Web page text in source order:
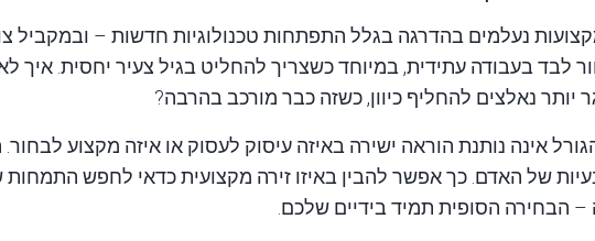
נעלמים בהדרגה בגלל התפתחות טכנולוגיות חדשות – ובמקביל
לבד בעבודה עתידית, במיוחד כשצריך להחליט בגיל צעיר יחסית. איך
יותר נאלצים להחליף כיוון, כשזה כבר מורכב בהרבה?
אינה נותנת הוראה ישירה באיזה עיסוק לעסוק או איזה מקצוע לבחור.
של האדם. כך אפשר להבין באיזו זירה מקצועית כדאי לחפש התמחות
– הבחירה הסופית תמיד בידיים שלכם.